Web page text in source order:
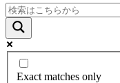
Exact matches only